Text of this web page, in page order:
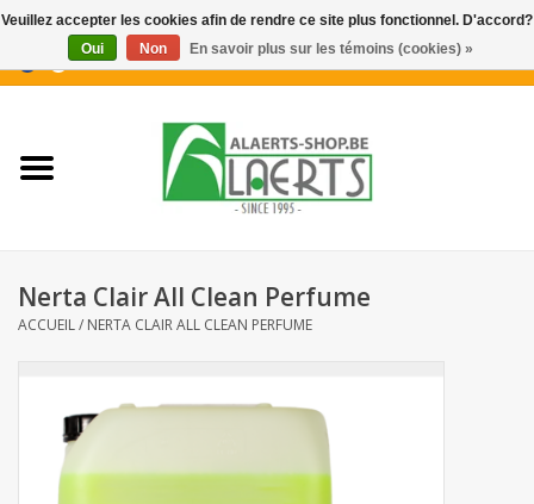
0 Articles - €0,00
Nouveautés
Biscuits pour le café
Boissons
Nerta Clair All Clean Perfume
ACCUEIL/ NERTA CLAIR ALL CLEAN PERFUME
Veuillez accepter les cookies afin de rendre ce site plus fonctionnel. D'accord?
Oui
Non En savoir plus sur les témoins (cookies) »